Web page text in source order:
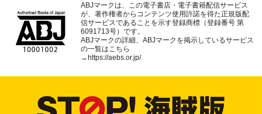
ABJマークは、この電子書店・電子書籍配信サービス
が、著作権者からコンテンツ使用許諾を得た正規版配
信サービスであることを示す登録商標（登録番号 第
6091713号）です。
ABJマークの詳細、ABJマークを掲示しているサービス
の一覧はこちら
→ https://aebs.or.jp/